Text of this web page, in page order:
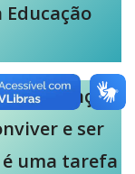
crianças
e ser
uma tarefa